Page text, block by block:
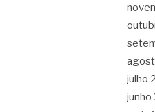
julho